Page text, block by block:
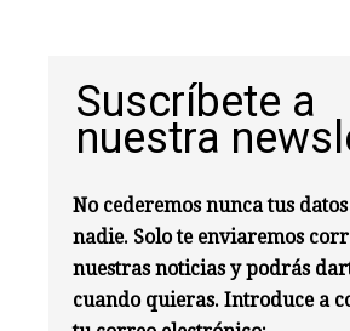
Suscríbete a
nuestra
No cederemos nunca tus
nadie. Solo te enviaremos
nuestras noticias y podrás
cuando quieras. Introduce a